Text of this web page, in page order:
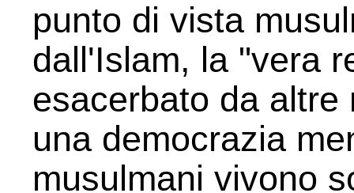
punto di vista
dall'Islam, la "vera
esacerbato da
una democrazia
musulmani vivono